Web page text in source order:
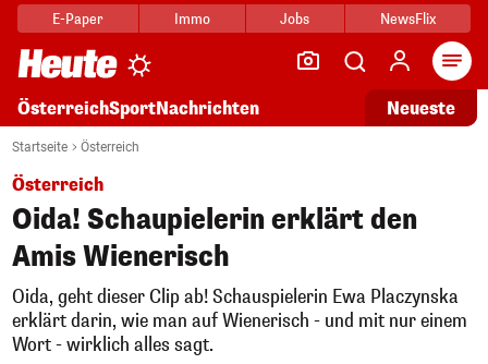
E-Paper Immo Jobs NewsFlix
ÖsterreichSportNachrichten Neueste
Startseite Österreich
Österreich
Oida! Schaupielerin erklärt den
Amis Wienerisch
Oida, geht dieser Clip ab! Schauspielerin Ewa Placzynska
erklärt darin, wie man auf Wienerisch - und mit nur einem
Wort - wirklich alles sagt.